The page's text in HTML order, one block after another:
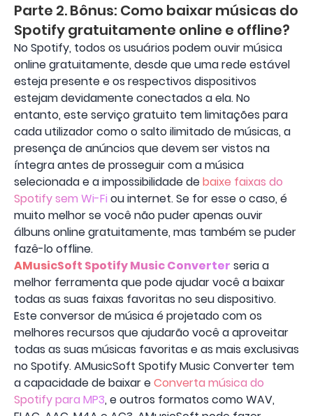
Parte 2. Bônus: Como baixar músicas do
Spotify gratuitamente online e offline?
No Spotify, todos os usuários podem ouvir música
online gratuitamente, desde que uma rede estável
esteja presente e os respectivos dispositivos
estejam devidamente conectados a ela. No
entanto, este serviço gratuito tem limitações para
cada utilizador como o salto ilimitado de músicas, a
presença de anúncios que devem ser vistos na
íntegra antes de prosseguir com a música
selecionada e a impossibilidade debaixe faixas do
Spotify sem Wi-Fi ou internet. Se for esse o caso, é
muito melhor se você não puder apenas ouvir
álbuns online gratuitamente, mas também se puder
fazê-lo offline.
AMusicSoft Spotify Music Converter seria a
melhor ferramenta que pode ajudar você a baixar
todas as suas faixas favoritas no seu dispositivo.
Este conversor de música é projetado com os
melhores recursos que ajudarão você a aproveitar
todas as suas músicas favoritas e as mais exclusivas
no Spotify. AMusicSoft Spotify Music Converter tem
a capacidade de baixar eConverta música do
Spotify para MP3, e outros formatos como WAV,